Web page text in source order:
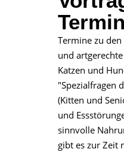
Termine zu
und
Katzen und
"Spezialfragen
(Kitten und
und
sinnvolle
gibt es zur Zeit